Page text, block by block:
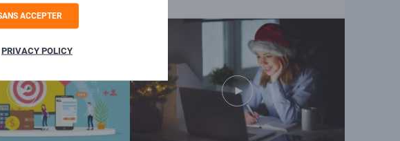
ACCEPTER
PRIVACY POLICY